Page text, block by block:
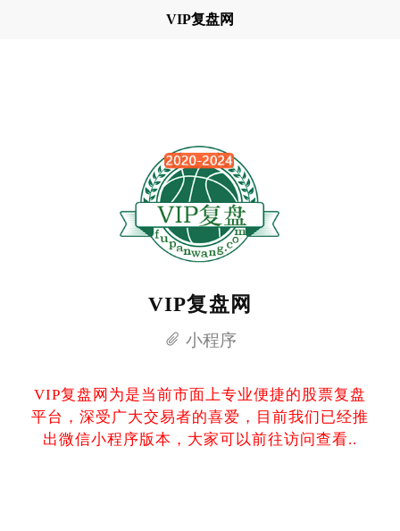
VIP复盘网
VIP复盘网
小程序
VIP复盘网为是当前市面上专业便捷的股票复盘
平台，深受广大交易者的喜爱，目前我们已经推
出微信小程序版本，大家可以前往访问查看..